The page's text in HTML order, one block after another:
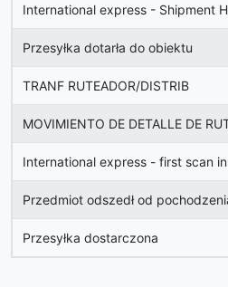
International express - Shipment
Przesyłka dotarła do obiektu
TRANF RUTEADOR/DISTRIB
MOVIMIENTO DE DETALLE DE
International express - first scan
Przedmiot odszedł od
Przesyłka dostarczona